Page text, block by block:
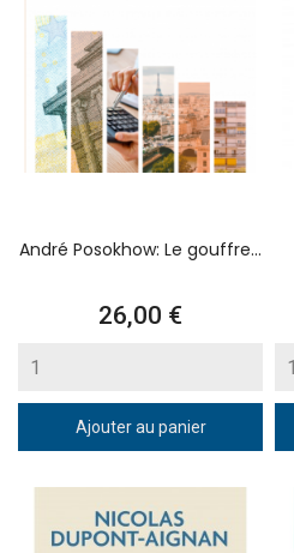
André Posokhow: Le gouffre...
Prix
26,00 €
Ajouter au panier